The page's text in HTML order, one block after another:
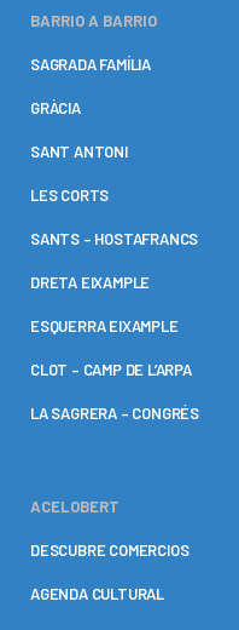
BARRIO A BARRIO
SAGRADA FAMÍLIA
GRÀCIA
SANT ANTONI
LES CORTS
SANTS – HOSTAFRANCS
DRETA EIXAMPLE
ESQUERRA EIXAMPLE
CLOT – CAMP DE L’ARPA
LA SAGRERA – CONGRÉS
ACELOBERT
DESCUBRE COMERCIOS
AGENDA CULTURAL